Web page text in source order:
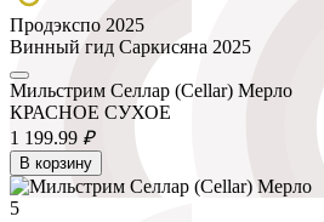
Продэкспо 2025
Винный гид Саркисяна 2025
Мильстрим Селлар (Cellar) Мерло
КРАСНОЕ СУХОЕ
1 199.99 ₽
В корзину
5